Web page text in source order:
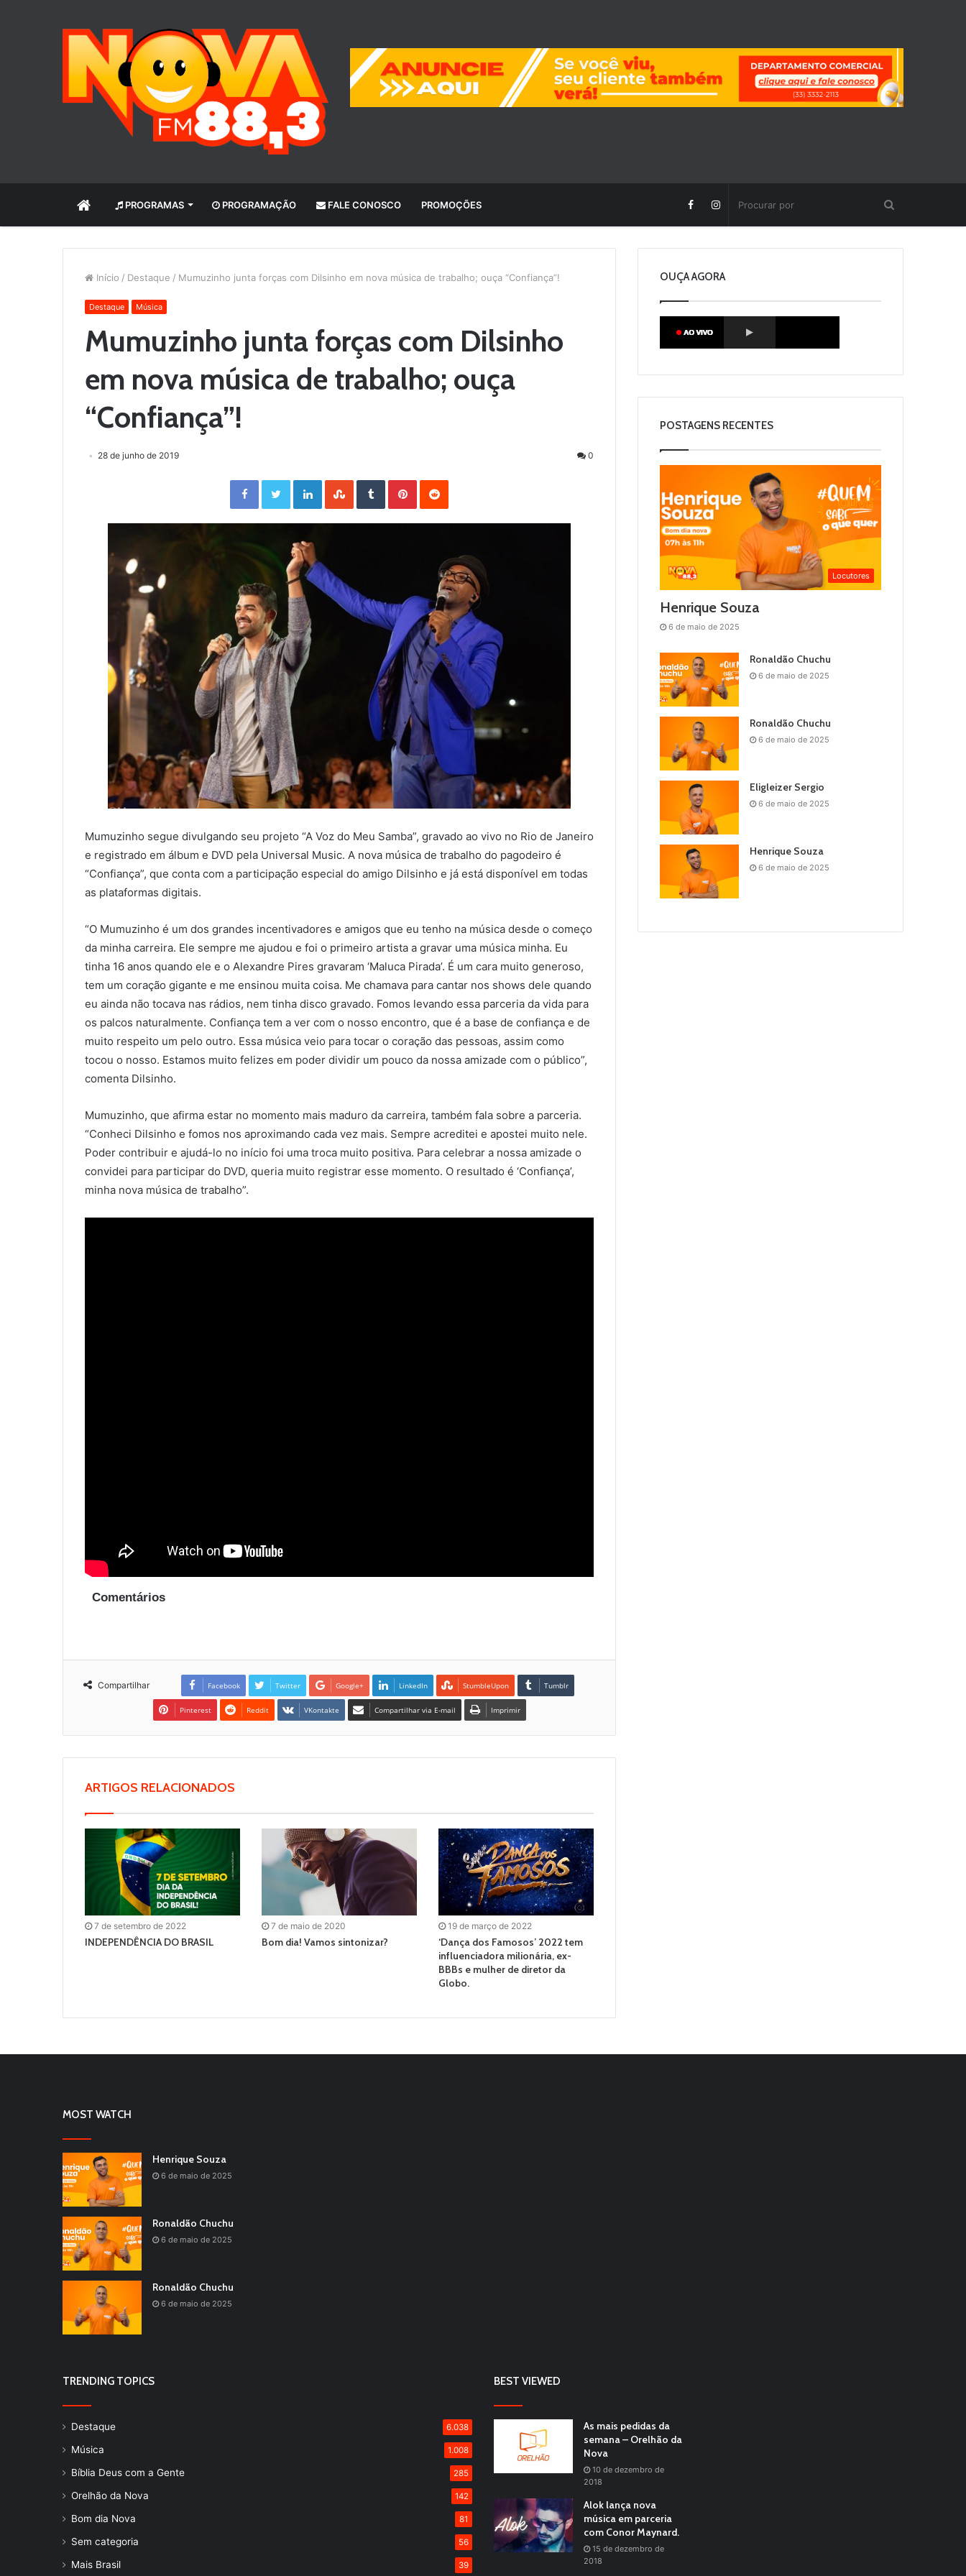
INÍCIO PROGRAMAS PROGRAMAÇÃO FALE CONOSCO PROMOÇÕES
Início / Destaque / Mumuzinho junta forças com Dilsinho em nova música de trabalho; ouça “Confiança”!
Destaque Música
Mumuzinho junta forças com Dilsinho
em nova música de trabalho; ouça
“Confiança”!
28 de junho de 2019 0
Facebook Twitter LinkedIn StumbleUpon Tumblr Pinterest
Mumuzinho segue divulgando seu projeto “A Voz do Meu Samba”, gravado ao vivo no Rio de Janeiro
e registrado em álbum e DVD pela Universal Music. A nova música de trabalho do pagodeiro é
“Confiança”, que conta com a participação especial do amigo Dilsinho e já está disponível em todas
as plataformas digitais.
“O Mumuzinho é um dos grandes incentivadores e amigos que eu tenho na música desde o começo
da minha carreira. Ele sempre me ajudou e foi o primeiro artista a gravar uma música minha. Eu
tinha 16 anos quando ele e o Alexandre Pires gravaram ‘Maluca Pirada’. É um cara muito generoso,
tem um coração gigante e me ensinou muita coisa. Me chamava para cantar nos shows dele quando
eu ainda não tocava nas rádios, nem tinha disco gravado. Fomos levando essa parceria da vida para
os palcos naturalmente. Confiança tem a ver com o nosso encontro, que é a base de confiança e de
muito respeito um pelo outro. Essa música veio para tocar o coração das pessoas, assim como
tocou o nosso. Estamos muito felizes em poder dividir um pouco da nossa amizade com o público”,
comenta Dilsinho.
Mumuzinho, que afirma estar no momento mais maduro da carreira, também fala sobre a parceria.
“Conheci Dilsinho e fomos nos aproximando cada vez mais. Sempre acreditei e apostei muito nele.
Poder contribuir e ajudá-lo no início foi uma troca muito positiva. Para celebrar a nossa amizade o
convidei para participar do DVD, queria muito registrar esse momento. O resultado é ‘Confiança’,
minha nova música de trabalho”.
Comentários
Compartilhar Facebook Twitter Google+ LinkedIn StumbleUpon Tumblr
Pinterest Reddit VKontakte Compartilhar via E-mail Imprimir
ARTIGOS RELACIONADOS
7 de setembro de 2022
INDEPENDÊNCIA DO BRASIL
7 de maio de 2020
Bom dia! Vamos sintonizar?
19 de março de 2022
‘Dança dos Famosos’ 2022 tem
influenciadora milionária, ex-
BBBs e mulher de diretor da
Globo.
OUÇA AGORA
POSTAGENS RECENTES
Locutores
Henrique Souza
6 de maio de 2025
Ronaldão Chuchu
6 de maio de 2025
Ronaldão Chuchu
6 de maio de 2025
Eligleizer Sergio
6 de maio de 2025
Henrique Souza
6 de maio de 2025
MOST WATCH
Henrique Souza
6 de maio de 2025
Ronaldão Chuchu
6 de maio de 2025
Ronaldão Chuchu
6 de maio de 2025
TRENDING TOPICS
Destaque 6.038
Música 1.008
Bíblia Deus com a Gente 285
Orelhão da Nova 142
Bom dia Nova 81
Sem categoria 56
Mais Brasil 39
BEST VIEWED
As mais pedidas da
semana – Orelhão da
Nova
10 de dezembro de
2018
Alok lança nova
música em parceria
com Conor Maynard.
15 de dezembro de
2018